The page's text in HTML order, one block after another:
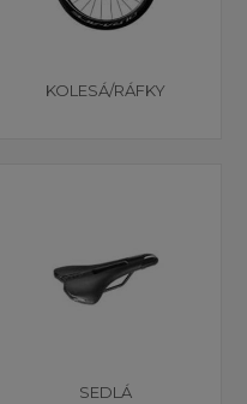
KOLESÁ/RÁFKY
SEDLÁ